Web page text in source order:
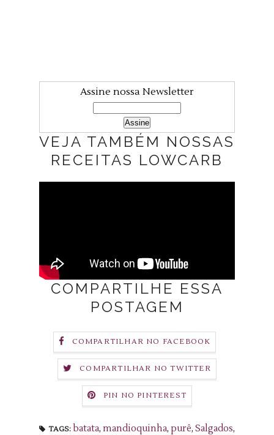
Assine nossa Newsletter
VEJA TAMBÉM NOSSAS
RECEITAS LOWCARB
COMPARTILHE ESSA
POSTAGEM
COMPARTILHAR NO FACEBOOK
COMPARTILHAR NO TWITTER
PIN NO PINTEREST
TAGS: batata, mandioquinha, purê, Salgados,